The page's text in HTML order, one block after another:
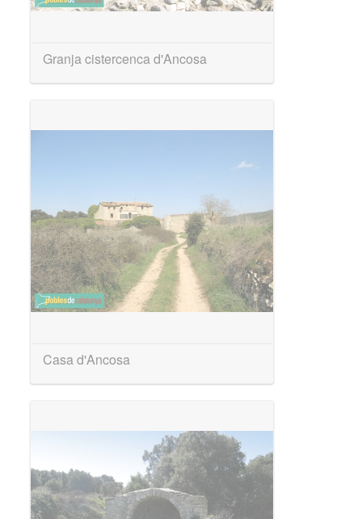
Granja cistercenca d'Ancosa
Casa d'Ancosa